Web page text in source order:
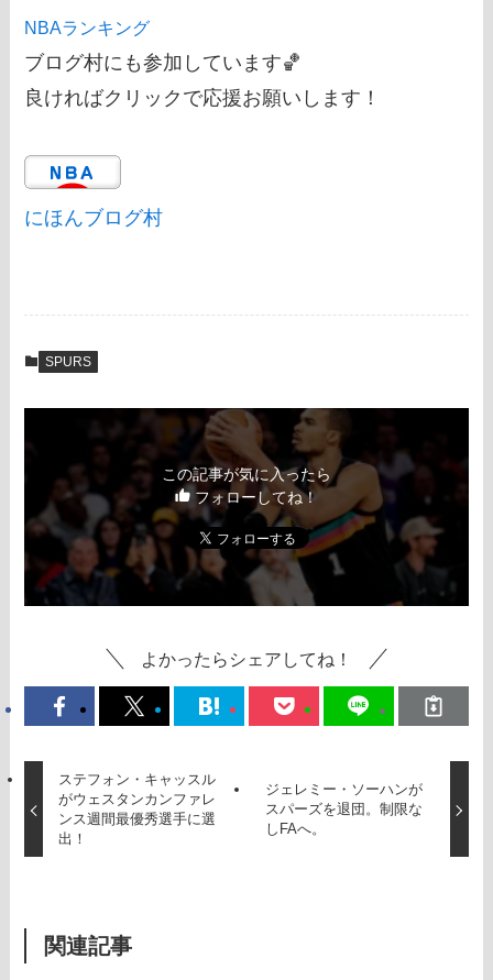
NBAランキング
ブログ村にも参加しています🏀
良ければクリックで応援お願いします！
にほんブログ村
SPURS
この記事が気に入ったら
フォローしてね！
よかったらシェアしてね！
ステフォン・キャッスル
がウェスタンカンファレ
ンス週間最優秀選手に選
出！
ジェレミー・ソーハンが
スパーズを退団。制限な
しFAへ。
関連記事